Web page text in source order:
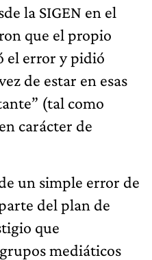
la SIGEN en el
que el propio
el error y pidió
de estar en esas
(tal como
carácter de
un simple error de
del plan de
que
mediáticos